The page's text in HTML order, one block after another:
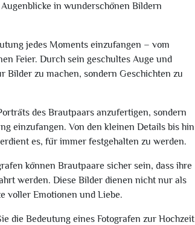
in wunderschönen Bildern
jedes Moments einzufangen – vom
Feier. Durch sein geschultes Auge und
Bilder zu machen, sondern Geschichten zu
des Brautpaars anzufertigen, sondern
einzufangen. Von den kleinen Details bis hin
es, für immer festgehalten zu werden.
können Brautpaare sicher sein, dass ihre
werden. Diese Bilder dienen nicht nur als
voller Emotionen und Liebe.
die Bedeutung eines Fotografen zur Hochzeit